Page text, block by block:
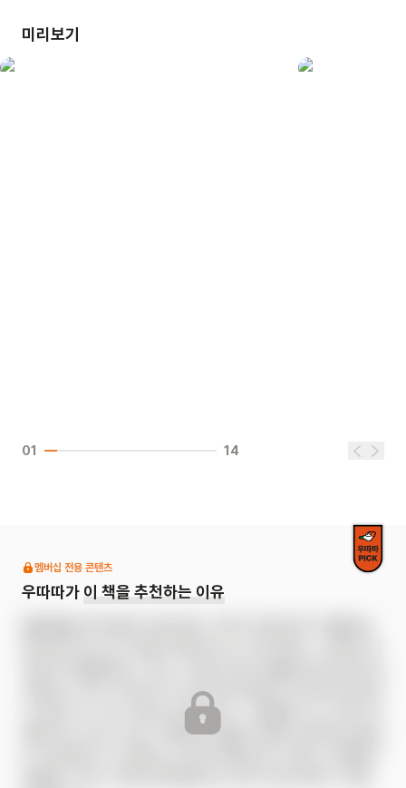
어린이에게 이 책을 추천합니다.
미리보기
01 14
멤버십 전용 콘텐츠
우따따가 이 책을 추천하는 이유
이를 할 수 있는 ‘변신섬’ 등 서로 다른 테마를 가진 8개의 문어섬
이 있답니다. 쉬고, 맛있는 음식을 먹고, 기념품을 사는 것까지 여
행을 떠나서 할 수 있는 다채로운 경험을 기발한 상상력으로 풀어